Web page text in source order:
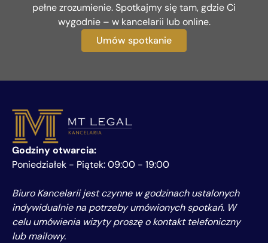
pełne zrozumienie. Spotkajmy się tam, gdzie Ci
wygodnie – w kancelarii lub online.
Umów spotkanie
Godziny otwarcia:
Poniedziałek - Piątek: 09:00 - 19:00
Biuro Kancelarii jest czynne w godzinach ustalonych
indywidualnie na potrzeby umówionych spotkań. W
celu umówienia wizyty proszę o kontakt telefoniczny
lub mailowy.